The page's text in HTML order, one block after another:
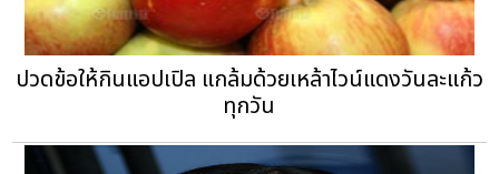
ปวดข้อให้กินแอปเปิล แกล้มด้วยเหล้าไวน์แดงวันละแก้ว
ทุกวัน